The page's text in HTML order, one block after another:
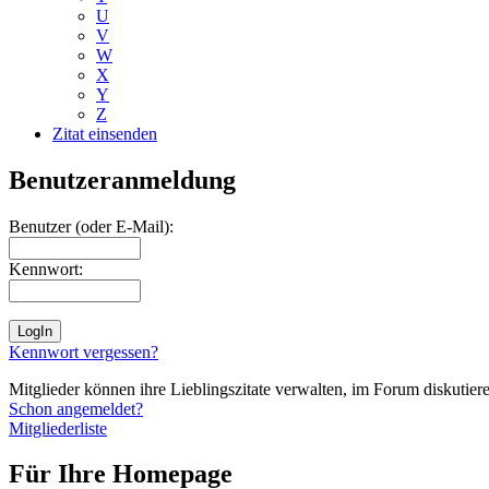
U
V
W
X
Y
Z
Zitat einsenden
Benutzeranmeldung
Benutzer (oder E-Mail):
Kennwort:
Kennwort vergessen?
Mitglieder können ihre Lieblingszitate verwalten, im Forum
Schon angemeldet?
Mitgliederliste
Für Ihre Homepage